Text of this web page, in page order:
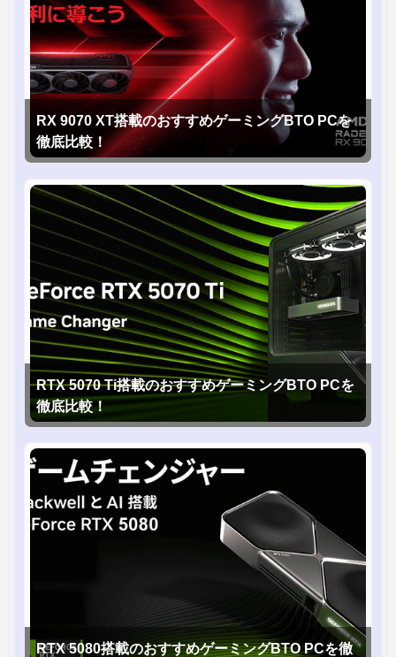
RX 9070 XT搭載のおすすめゲーミングBTO PCを
徹底比較！
RTX 5070 Ti搭載のおすすめゲーミングBTO PCを
徹底比較！
RTX 5080搭載のおすすめゲーミングBTO PCを徹